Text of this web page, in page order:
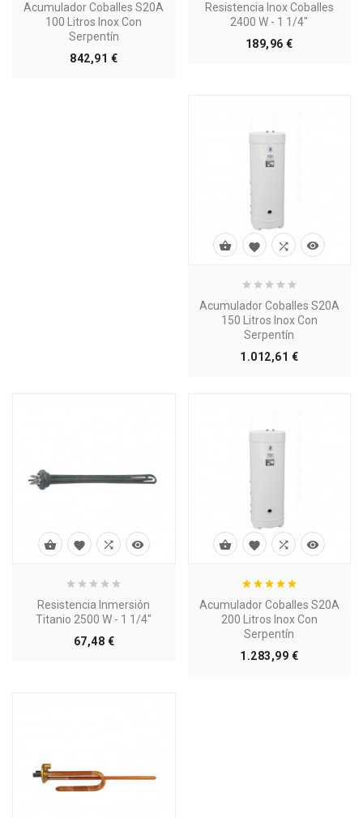
Acumulador Coballes S20A
100 Litros Inox Con
Serpentín
842,91 €Precio
Resistencia Inox Coballes
2400 W - 1 1/4"
189,96 €Precio
Acumulador Coballes S20A
150 Litros Inox Con
Serpentín
1.012,61 €Precio
   
Resistencia Inmersión
Titanio 2500 W - 1 1/4"
67,48 €Precio
   
Acumulador Coballes S20A
200 Litros Inox Con
Serpentín
1.283,99 €Precio
   